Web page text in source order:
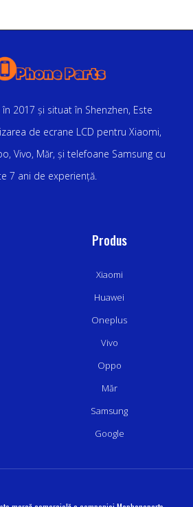
2017 și situat în Shenzhen, Este
de ecrane LCD pentru Xiaomi,
Vivo, Măr, și telefoane Samsung cu
7 ani de experiență.
Produs
Xiaomi
Huawei
Oneplus
Vivo
Oppo
Măr
Samsung
Google